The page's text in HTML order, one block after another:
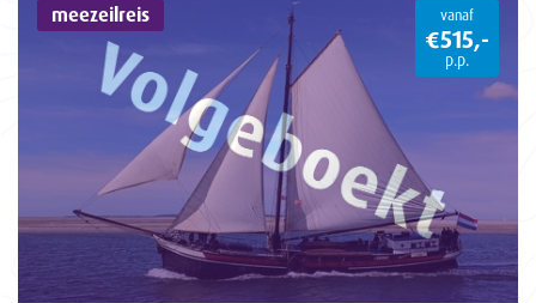
meezeilreis vanaf
€515,-
p.p.